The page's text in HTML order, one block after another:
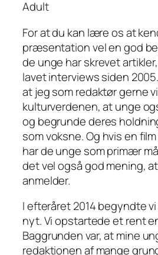
Adult
For at du kan lære os at
præsentation vel en god
de unge har skrevet
lavet interviews siden
at jeg som redaktør gerne
kulturverdenen, at unge
og begrunde deres
som voksne. Og hvis en
har de unge som primær
det vel også god mening,
anmelder.
I efteråret 2014 begyndte
nyt. Vi opstartede etrent
Baggrunden var, at mine
redaktionen af mange